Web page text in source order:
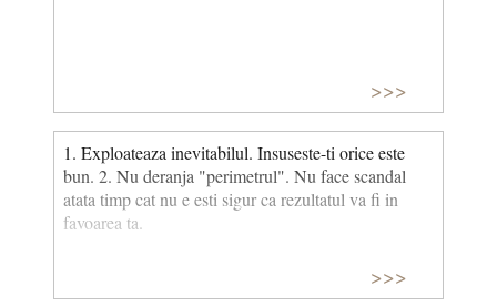
>>>
1. Exploateaza inevitabilul. Insuseste-ti orice este
bun. 2. Nu deranja "perimetrul". Nu face scandal
atata timp cat nu e esti sigur ca rezultatul va fi in
favoarea ta.
>>>